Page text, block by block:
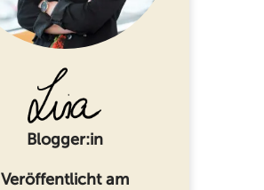
Blogger:in
Veröffentlicht am